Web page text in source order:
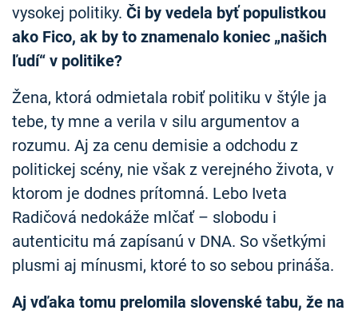
vysokej politiky. Či by vedela byť populistkou
ako Fico, ak by to znamenalo koniec „našich
ľudí“ v politike?
Žena, ktorá odmietala robiť politiku v štýle ja
tebe, ty mne a verila v silu argumentov a
rozumu. Aj za cenu demisie a odchodu z
politickej scény, nie však z verejného života, v
ktorom je dodnes prítomná. Lebo Iveta
Radičová nedokáže mlčať – slobodu i
autenticitu má zapísanú v DNA. So všetkými
plusmi aj mínusmi, ktoré to so sebou prináša.
Aj vďaka tomu prelomila slovenské tabu, že na